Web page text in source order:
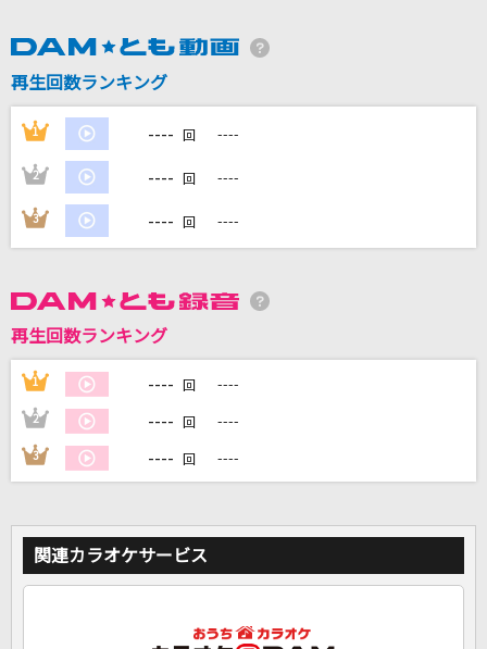
世界中の誰よりきっと
DAMの新曲・ランキングなど
DAMに会員登録・ログインして
カラオケをもっと楽しもう！
自宅でカラオケ歌い放題！
家族や友達と一緒に！練習にも！
再生回数ランキング
1 ---- 回 ----
2 ---- 回 ----
3 ---- 回 ----
再生回数ランキング
1 ---- 回 ----
2 ---- 回 ----
3 ---- 回 ----
関連カラオケサービス